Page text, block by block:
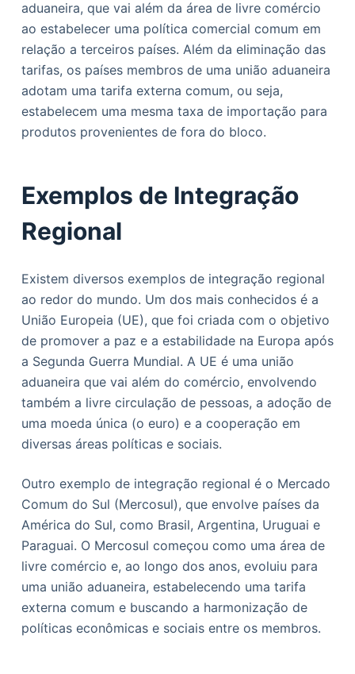
aduaneira, que vai além da área de livre comércio
ao estabelecer uma política comercial comum em
relação a terceiros países. Além da eliminação das
tarifas, os países membros de uma união aduaneira
adotam uma tarifa externa comum, ou seja,
estabelecem uma mesma taxa de importação para
produtos provenientes de fora do bloco.
Exemplos de Integração
Regional
Existem diversos exemplos de integração regional
ao redor do mundo. Um dos mais conhecidos é a
União Europeia (UE), que foi criada com o objetivo
de promover a paz e a estabilidade na Europa após
a Segunda Guerra Mundial. A UE é uma união
aduaneira que vai além do comércio, envolvendo
também a livre circulação de pessoas, a adoção de
uma moeda única (o euro) e a cooperação em
diversas áreas políticas e sociais.
Outro exemplo de integração regional é o Mercado
Comum do Sul (Mercosul), que envolve países da
América do Sul, como Brasil, Argentina, Uruguai e
Paraguai. O Mercosul começou como uma área de
livre comércio e, ao longo dos anos, evoluiu para
uma união aduaneira, estabelecendo uma tarifa
externa comum e buscando a harmonização de
políticas econômicas e sociais entre os membros.